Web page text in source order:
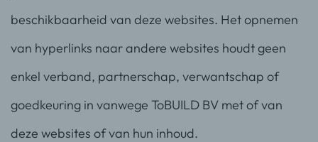
beschikbaarheid van deze websites. Het opnemen
van hyperlinks naar andere websites houdt geen
enkel verband, partnerschap, verwantschap of
goedkeuring in vanwege ToBUILD BV met of van
deze websites of van hun inhoud.